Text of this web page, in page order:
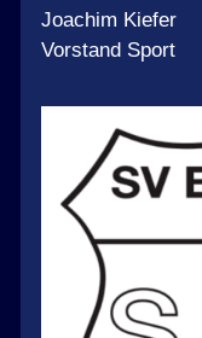
Joachim Kiefer
Vorstand Sport